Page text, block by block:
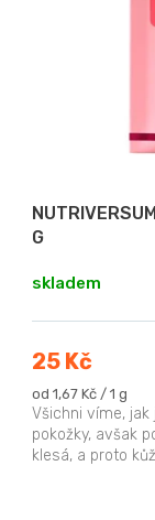
G
skladem
25 Kč
Měrná
cena:
od 1,67 Kč / 1 g
Všichni víme, jak
pokožky, avšak
klesá, a proto